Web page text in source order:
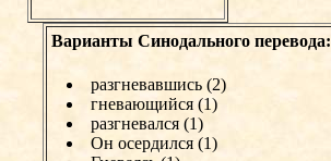
Варианты Синодального перевода:
разгневавшись (2)
гневающийся (1)
разгневался (1)
Он осердился (1)